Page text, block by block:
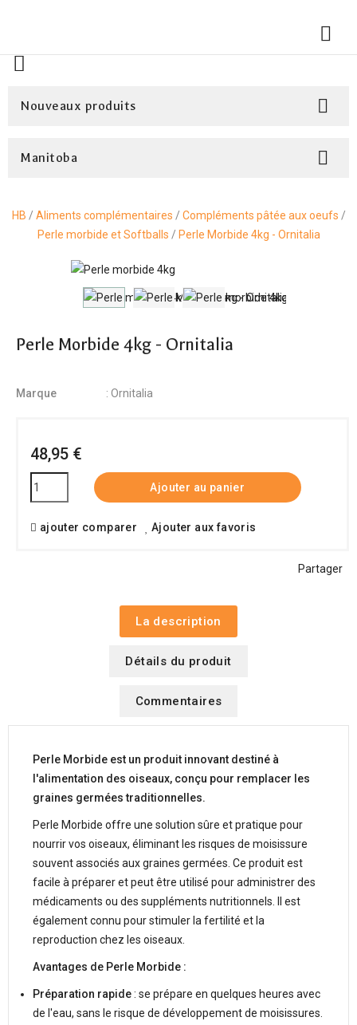


Nouveaux produits 
Manitoba 
HB Aliments complémentaires
Compléments pâtée aux oeufs
Perle morbide et Softballs
Perle Morbide 4kg - Ornitalia
Perle Morbide 4kg - Ornitalia
Marque : Ornitalia
48,95 €
Ajouter au panier
ajouter comparer Ajouter aux favoris
Partager
La description
Détails du produit
Commentaires
Perle Morbide est un produit innovant destiné à
l'alimentation des oiseaux, conçu pour remplacer les
graines germées traditionnelles.
Perle Morbide offre une solution sûre et pratique pour
nourrir vos oiseaux, éliminant les risques de moisissure
souvent associés aux graines germées. Ce produit est
facile à préparer et peut être utilisé pour administrer des
médicaments ou des suppléments nutritionnels. Il est
également connu pour stimuler la fertilité et la
reproduction chez les oiseaux.
Avantages de Perle Morbide :
Préparation rapide: se prépare en quelques heures avec
de l'eau, sans le risque de développement de moisissures.